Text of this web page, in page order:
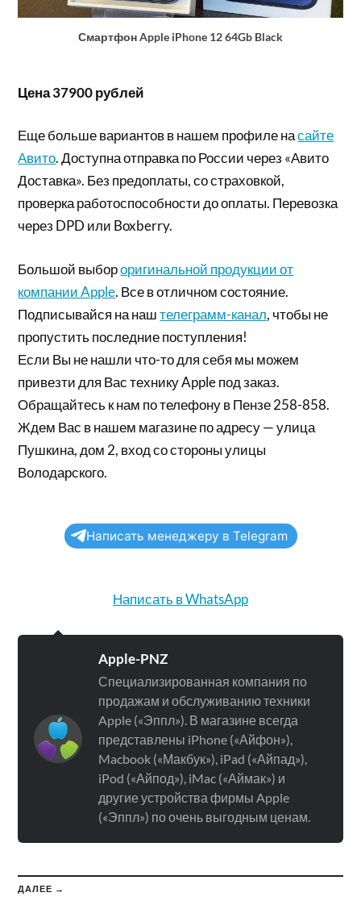
Смартфон Apple iPhone 12 64Gb Black
Цена 37900 рублей
Еще больше вариантов в нашем профиле насайте
Авито. Доступна отправка по России через «Авито
Доставка». Без предоплаты, со страховкой,
проверка работоспособности до оплаты. Перевозка
через DPD или Boxberry.
Большой выбороригинальной продукции от
компании Apple. Все в отличном состояние.
Подписывайся на наштелеграмм-канал, чтобы не
пропустить последние поступления!
Если Вы не нашли что-то для себя мы можем
привезти для Вас технику Apple под заказ.
Обращайтесь к нам по телефону в Пензе 258-858.
Ждем Вас в нашем магазине по адресу — улица
Пушкина, дом 2, вход со стороны улицы
Володарского.
Написать менеджеру в Telegram
Написать в WhatsApp
Apple-PNZ
Специализированная компания по
продажам и обслуживанию техники
Apple («Эппл»). В магазине всегда
представлены iPhone («Айфон»),
Macbook («Макбук»), iPad («Айпад»),
iPod («Айпод»), iMac («Аймак») и
другие устройства фирмы Apple
(«Эппл») по очень выгодным ценам.
ДАЛЕЕ →